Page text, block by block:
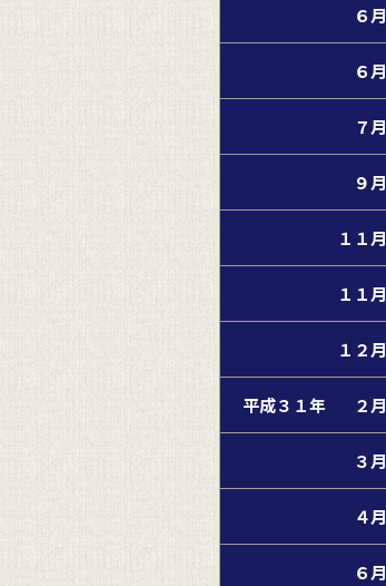
６月
６月
７月
９月
１１月
１１月
１２月
平成３１年 ２月
３月
４月
６月